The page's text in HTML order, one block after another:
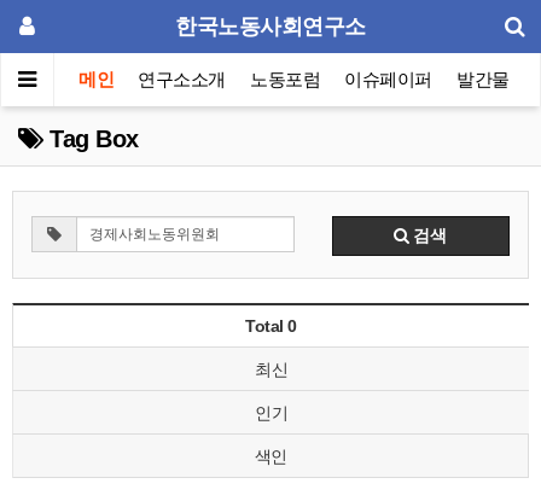
한국노동사회연구소
메인 연구소소개 노동포럼 이슈페이퍼 발간물
Tag Box
검색
Total 0
최신
인기
색인